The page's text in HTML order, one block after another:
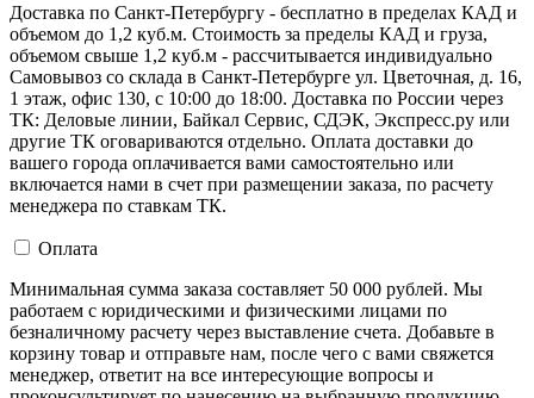
Доставка по Санкт-Петербургу - бесплатно в пределах КАД и
объемом до 1,2 куб.м. Стоимость за пределы КАД и груза,
объемом свыше 1,2 куб.м - рассчитывается индивидуально
Самовывоз со склада в Санкт-Петербурге ул. Цветочная, д. 16,
1 этаж, офис 130, с 10:00 до 18:00. Доставка по России через
ТК: Деловые линии, Байкал Сервис, СДЭК, Экспресс.ру или
другие ТК оговариваются отдельно. Оплата доставки до
вашего города оплачивается вами самостоятельно или
включается нами в счет при размещении заказа, по расчету
менеджера по ставкам ТК.
Оплата
Минимальная сумма заказа составляет 50 000 рублей. Мы
работаем с юридическими и физическими лицами по
безналичному расчету через выставление счета. Добавьте в
корзину товар и отправьте нам, после чего с вами свяжется
менеджер, ответит на все интересующие вопросы и